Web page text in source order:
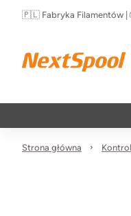
🇵🇱 Fabryka Filamentów |
Strona główna